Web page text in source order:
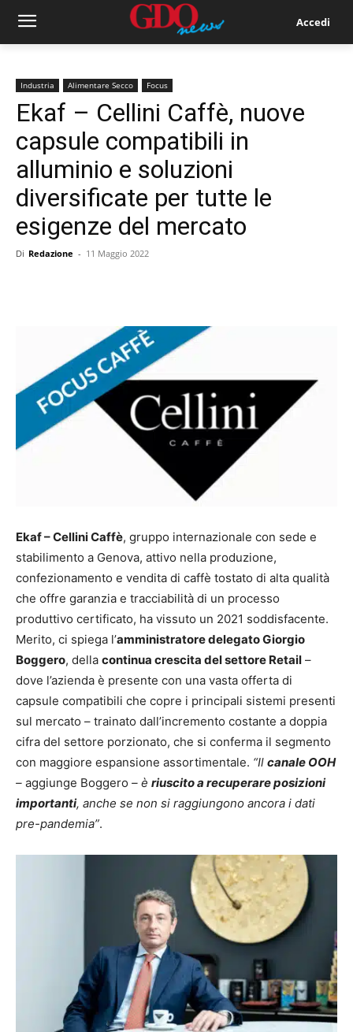
Accedi
Industria Alimentare Secco Focus
Ekaf – Cellini Caffè, nuove
capsule compatibili in
alluminio e soluzioni
diversificate per tutte le
esigenze del mercato
Di Redazione - 11 Maggio 2022
Ekaf – Cellini Caffè, gruppo internazionale con sede e
stabilimento a Genova, attivo nella produzione,
confezionamento e vendita di caffè tostato di alta qualità
che offre garanzia e tracciabilità di un processo
produttivo certificato, ha vissuto un 2021 soddisfacente.
Merito, ci spiega l’amministratore delegato Giorgio
Boggero, della continua crescita del settore Retail –
dove l’azienda è presente con una vasta offerta di
capsule compatibili che copre i principali sistemi presenti
sul mercato – trainato dall’incremento costante a doppia
cifra del settore porzionato, che si conferma il segmento
con maggiore espansione assortimentale. “Il canale OOH
– aggiunge Boggero – è riuscito a recuperare posizioni
importanti, anche se non si raggiungono ancora i dati
pre-pandemia”.